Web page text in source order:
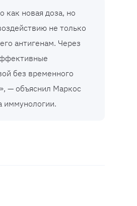
как новая доза, но
не только
антигенам. Через
без временного
— объяснил Маркос
иммунологии.